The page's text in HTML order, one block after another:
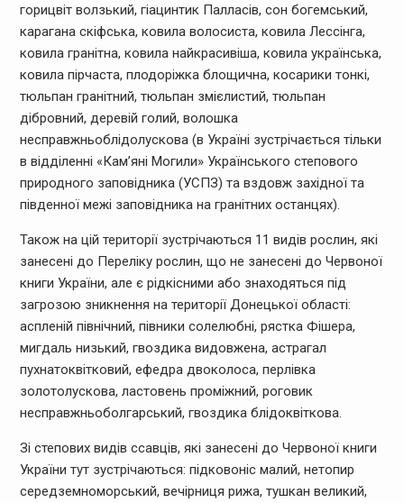
горицвіт волзький, гіацинтик Палласів, сон богемський,
карагана скіфська, ковила волосиста, ковила Лессінга,
ковила гранітна, ковила найкрасивіша, ковила українська,
ковила пірчаста, плодоріжка блощична, косарики тонкі,
тюльпан гранітний, тюльпан змієлистий, тюльпан
дібровний, деревій голий, волошка
несправжньоблідолускова (в Україні зустрічається тільки
в відділенні «Кам’яні Могили» Українського степового
природного заповідника (УСПЗ) та вздовж західної та
південної межі заповідника на гранітних останцях).
Також на цій території зустрічаються 11 видів рослин, які
занесені до Переліку рослин, що не занесені до Червоної
книги України, але є рідкісними або знаходяться під
загрозою зникнення на території Донецької області:
аспленій північний, півники солелюбні, рястка Фішера,
мигдаль низький, гвоздика видовжена, астрагал
пухнатоквітковий, ефедра двоколоса, перлівка
золотолускова, ластовень проміжний, роговик
несправжньоболгарський, гвоздика блідоквіткова.
Зі степових видів ссавців, які занесені до Червоної книги
України тут зустрічаються: підковоніс малий, нетопир
середземноморський, вечірниця рижа, тушкан великий,